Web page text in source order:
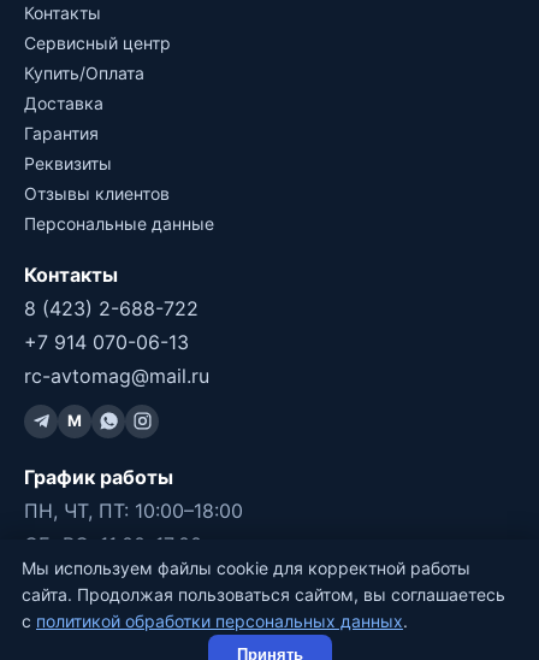
Контакты
Сервисный центр
Купить/Оплата
Доставка
Гарантия
Реквизиты
Отзывы клиентов
Персональные данные
Контакты
8 (423) 2-688-722
+7 914 070-06-13
rc-avtomag@mail.ru
M
График работы
ПН, ЧТ, ПТ: 10:00–18:00
СБ, ВС: 11:00–17:00
ВТ, СР: ВЫХОДНОЙ
©2011-2026 RC-Avtomag, Владивосток
Мы используем файлы cookie для корректной работы
сайта. Продолжая пользоваться сайтом, вы соглашаетесь
с политикой обработки персональных данных.
Принять